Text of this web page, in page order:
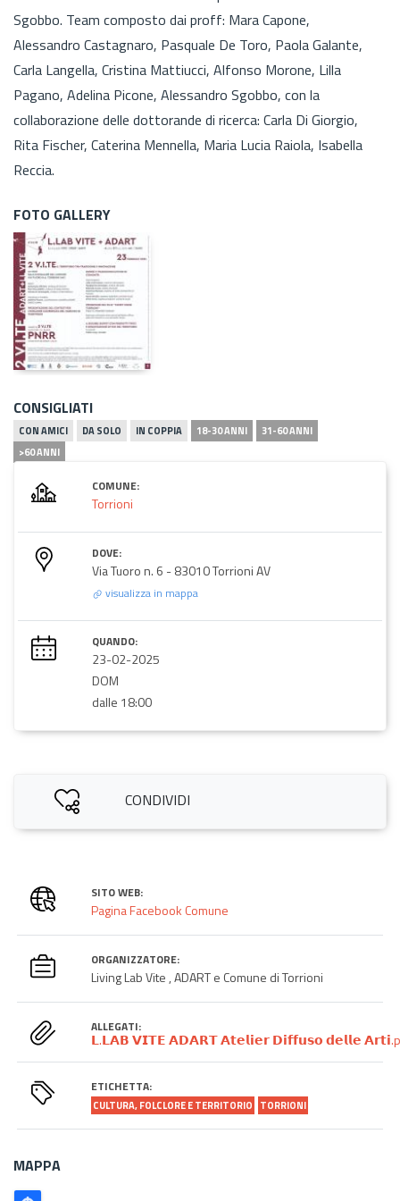
Sgobbo. Team composto dai proff: Mara Capone,
Alessandro Castagnaro, Pasquale De Toro, Paola Galante,
Carla Langella, Cristina Mattiucci, Alfonso Morone, Lilla
Pagano, Adelina Picone, Alessandro Sgobbo, con la
collaborazione delle dottorande di ricerca: Carla Di Giorgio,
Rita Fischer, Caterina Mennella, Maria Lucia Raiola, Isabella
Reccia.
FOTO GALLERY
CONSIGLIATI
CON AMICI DA SOLO IN COPPIA 18-30 ANNI
31-60 ANNI
>60 ANNI
COMUNE:
Torrioni
DOVE:
Via Tuoro n. 6 - 83010 Torrioni AV
visualizza in mappa
QUANDO:
23-02-2025
DOM
dalle 18:00
CONDIVIDI
SITO WEB:
Pagina Facebook Comune
ORGANIZZATORE:
Living Lab Vite , ADART e Comune di Torrioni
ALLEGATI:
𝗟.𝗟𝗔𝗕 𝗩𝗜𝗧𝗘 𝗔𝗗𝗔𝗥𝗧 𝗔𝘁𝗲𝗹𝗶𝗲𝗿 𝗗𝗶𝗳𝗳𝘂𝘀𝗼 𝗱𝗲𝗹𝗹𝗲
ETICHETTA:
CULTURA, FOLCLORE E TERRITORIO TORRIONI
MAPPA